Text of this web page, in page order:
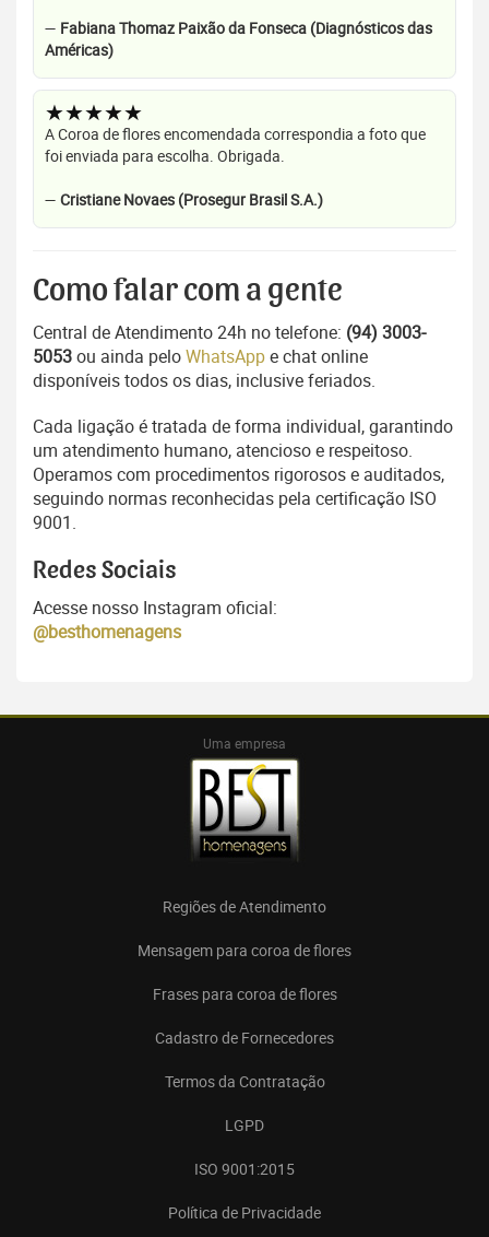
— Fabiana Thomaz Paixão da Fonseca (Diagnósticos das
Américas)
★★★★★
A Coroa de flores encomendada correspondia a foto que
foi enviada para escolha. Obrigada.
— Cristiane Novaes (Prosegur Brasil S.A.)
Como falar com a gente
Central de Atendimento 24h no telefone: (94) 3003-
5053ou ainda peloWhatsAppe chat online
disponíveis todos os dias, inclusive feriados.
Cada ligação é tratada de forma individual, garantindo
um atendimento humano, atencioso e respeitoso.
Operamos com procedimentos rigorosos e auditados,
seguindo normas reconhecidas pela certificação ISO
9001.
Redes Sociais
Acesse nosso Instagram oficial:
@besthomenagens
Uma empresa
Regiões de Atendimento
Mensagem para coroa de flores
Frases para coroa de flores
Cadastro de Fornecedores
Termos da Contratação
LGPD
ISO 9001:2015
Política de Privacidade